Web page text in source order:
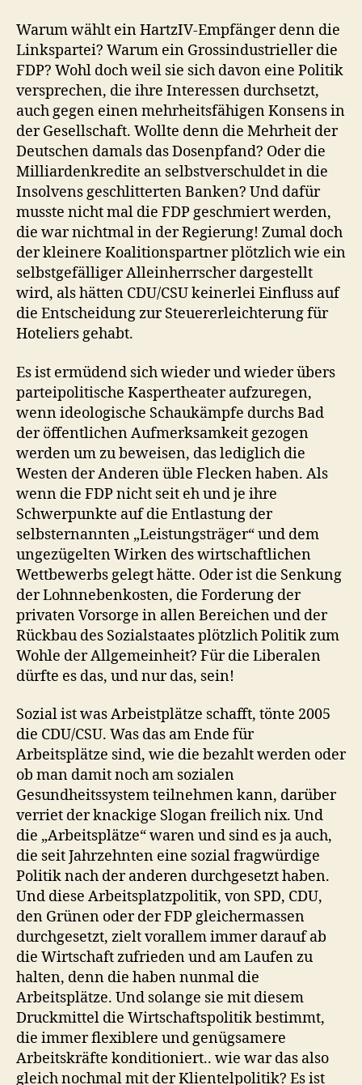
Warum wählt ein HartzIV-Empfänger denn die
Linkspartei? Warum ein Grossindustrieller die
FDP? Wohl doch weil sie sich davon eine Politik
versprechen, die ihre Interessen durchsetzt,
auch gegen einen mehrheitsfähigen Konsens in
der Gesellschaft. Wollte denn die Mehrheit der
Deutschen damals das Dosenpfand? Oder die
Milliardenkredite an selbstverschuldet in die
Insolvens geschlitterten Banken? Und dafür
musste nicht mal die FDP geschmiert werden,
die war nichtmal in der Regierung! Zumal doch
der kleinere Koalitionspartner plötzlich wie ein
selbstgefälliger Alleinherrscher dargestellt
wird, als hätten CDU/CSU keinerlei Einfluss auf
die Entscheidung zur Steuererleichterung für
Hoteliers gehabt.
Es ist ermüdend sich wieder und wieder übers
parteipolitische Kaspertheater aufzuregen,
wenn ideologische Schaukämpfe durchs Bad
der öffentlichen Aufmerksamkeit gezogen
werden um zu beweisen, das lediglich die
Westen der Anderen üble Flecken haben. Als
wenn die FDP nicht seit eh und je ihre
Schwerpunkte auf die Entlastung der
selbsternannten „Leistungsträger“ und dem
ungezügelten Wirken des wirtschaftlichen
Wettbewerbs gelegt hätte. Oder ist die Senkung
der Lohnnebenkosten, die Forderung der
privaten Vorsorge in allen Bereichen und der
Rückbau des Sozialstaates plötzlich Politik zum
Wohle der Allgemeinheit? Für die Liberalen
dürfte es das, und nur das, sein!
Sozial ist was Arbeistplätze schafft, tönte 2005
die CDU/CSU. Was das am Ende für
Arbeitsplätze sind, wie die bezahlt werden oder
ob man damit noch am sozialen
Gesundheitssystem teilnehmen kann, darüber
verriet der knackige Slogan freilich nix. Und
die „Arbeitsplätze“ waren und sind es ja auch,
die seit Jahrzehnten eine sozial fragwürdige
Politik nach der anderen durchgesetzt haben.
Und diese Arbeitsplatzpolitik, von SPD, CDU,
den Grünen oder der FDP gleichermassen
durchgesetzt, zielt vorallem immer darauf ab
die Wirtschaft zufrieden und am Laufen zu
halten, denn die haben nunmal die
Arbeitsplätze. Und solange sie mit diesem
Druckmittel die Wirtschaftspolitik bestimmt,
die immer flexiblere und genügsamere
Arbeitskräfte konditioniert.. wie war das also
gleich nochmal mit der Klientelpolitik? Es ist